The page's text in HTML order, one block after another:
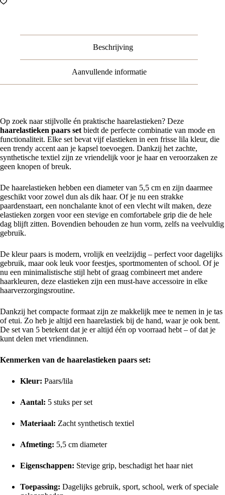
-
Beschrijving
Aanvullende informatie
Op zoek naar stijlvolle én praktische haarelastieken? Deze
haarelastieken paars set biedt de perfecte combinatie van mode en
functionaliteit. Elke set bevat vijf elastieken in een frisse lila kleur, die
een trendy accent aan je kapsel toevoegen. Dankzij het zachte,
synthetische textiel zijn ze vriendelijk voor je haar en veroorzaken ze
geen knopen of breuk.
De haarelastieken hebben een diameter van 5,5 cm en zijn daarmee
geschikt voor zowel dun als dik haar. Of je nu een strakke
paardenstaart, een nonchalante knot of een vlecht wilt maken, deze
elastieken zorgen voor een stevige en comfortabele grip die de hele
dag blijft zitten. Bovendien behouden ze hun vorm, zelfs na veelvuldig
gebruik.
De kleur paars is modern, vrolijk en veelzijdig – perfect voor dagelijks
gebruik, maar ook leuk voor feestjes, sportmomenten of school. Of je
nu een minimalistische stijl hebt of graag combineert met andere
haarkleuren, deze elastieken zijn een must-have accessoire in elke
haarverzorgingsroutine.
Dankzij het compacte formaat zijn ze makkelijk mee te nemen in je tas
of etui. Zo heb je altijd een haarelastiek bij de hand, waar je ook bent.
De set van 5 betekent dat je er altijd één op voorraad hebt – of dat je
kunt delen met vriendinnen.
Kenmerken van de haarelastieken paars set:
Kleur: Paars/lila
Aantal: 5 stuks per set
Materiaal: Zacht synthetisch textiel
Afmeting: 5,5 cm diameter
Eigenschappen: Stevige grip, beschadigt het haar niet
Toepassing: Dagelijks gebruik, sport, school, werk of speciale